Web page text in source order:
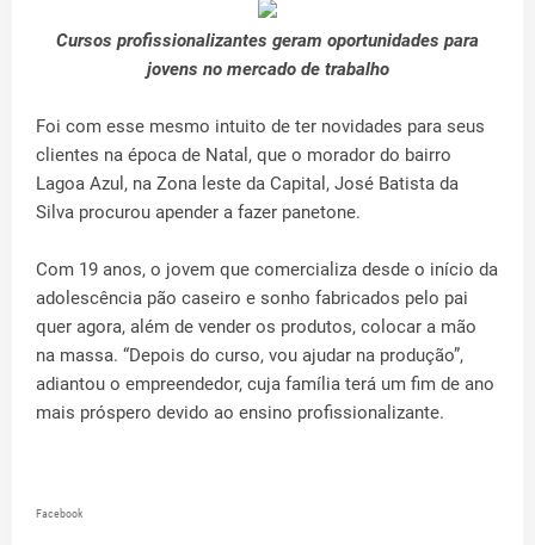
Cursos profissionalizantes geram oportunidades para
jovens no mercado de trabalho
Foi com esse mesmo intuito de ter novidades para seus
clientes na época de Natal, que o morador do bairro
Lagoa Azul, na Zona leste da Capital, José Batista da
Silva procurou apender a fazer panetone.
Com 19 anos, o jovem que comercializa desde o início da
adolescência pão caseiro e sonho fabricados pelo pai
quer agora, além de vender os produtos, colocar a mão
na massa. “Depois do curso, vou ajudar na produção”,
adiantou o empreendedor, cuja família terá um fim de ano
mais próspero devido ao ensino profissionalizante.
Facebook